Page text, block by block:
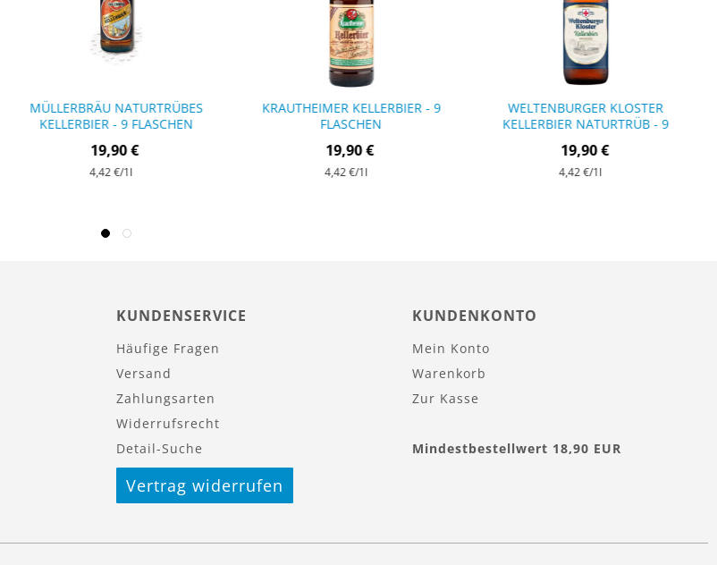
MÜLLERBRÄU NATURTRÜBES
KELLERBIER - 9 FLASCHEN
19,90 €
4,42 €/1l
KRAUTHEIMER KELLERBIER - 9
FLASCHEN
19,90 €
4,42 €/1l
WELTENBURGER KLOSTER
KELLERBIER NATURTRÜB - 9
19,90 €
4,42 €/1l
KUNDENSERVICE
Häufige Fragen
Versand
Zahlungsarten
Widerrufsrecht
Detail-Suche
Vertrag widerrufen
KUNDENKONTO
Mein Konto
Warenkorb
Zur Kasse
Mindestbestellwert 18,90 EUR